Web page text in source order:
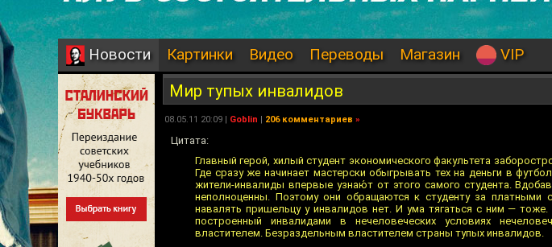
Новости Картинки Видео Переводы Магазин VIP
Мир тупых инвалидов
08.05.11 20:09 | Goblin | 206 комментариев »
Цитата:
Главный герой, хилый студент экономического факультета
Где сразу же начинает мастерски обыгрывать тех на деньги в
жители-инвалиды впервые узнаю́т от этого самого студента.
неполноценны. Поэтому они обращаются к студенту за платными
навалять пришельцу у инвалидов нет. И ума тягаться с ним —
построенный инвалидами в нечеловеческих условиях
властителем. Безраздельным властителем страны тупых инвалидов.